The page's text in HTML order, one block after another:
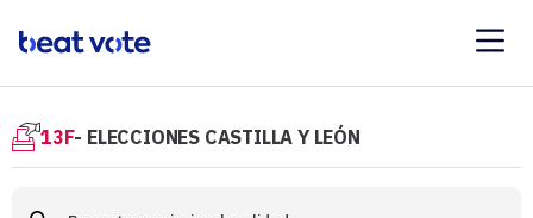
13F- ELECCIONES CASTILLA Y LEÓN